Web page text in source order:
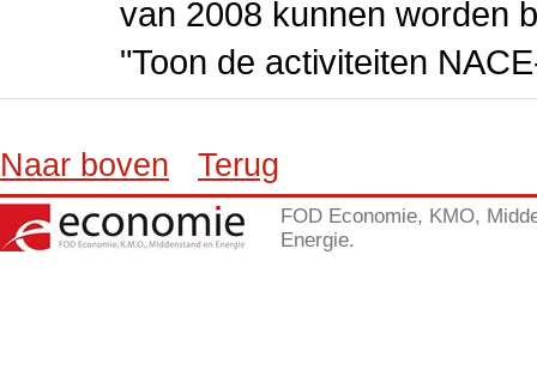
van 2008 kunnen worden
"Toon de activiteiten
Naar boven Terug
FOD Economie, KMO,
Energie.